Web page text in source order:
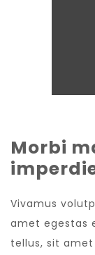
Morbi
Vivamus
amet egestas
tellus, sit